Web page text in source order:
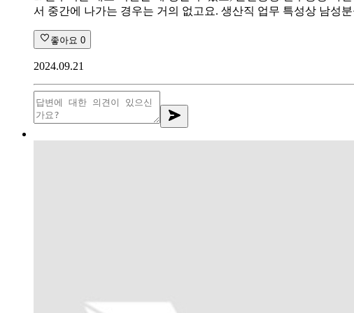
서 중간에 나가는 경우는 거의 없고요. 생산직 업무 특성상 남성
좋아요 0
2024.09.21